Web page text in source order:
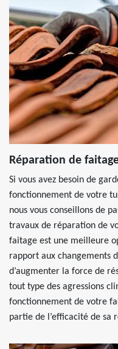
Réparation de
Si vous avez besoin de
fonctionnement de votre
nous vous conseillons de
travaux de réparation de
faitage est une meilleure
rapport aux changements
d’augmenter la force de
tout type des agressions
fonctionnement de votre
partie de l’efficacité de sa